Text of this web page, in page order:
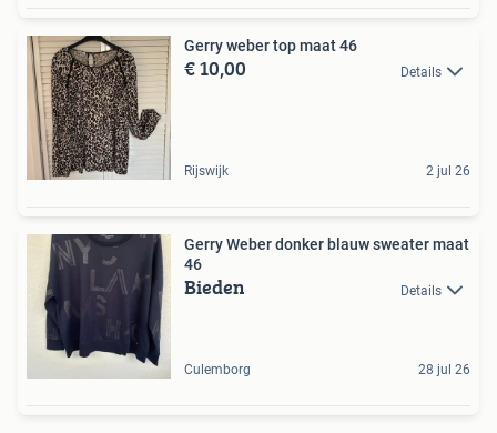
Gerry weber top maat 46
€ 10,00 Details
Rijswijk 2 jul 26
Gerry Weber donker blauw sweater maat
46
Bieden Details
Culemborg 28 jul 26